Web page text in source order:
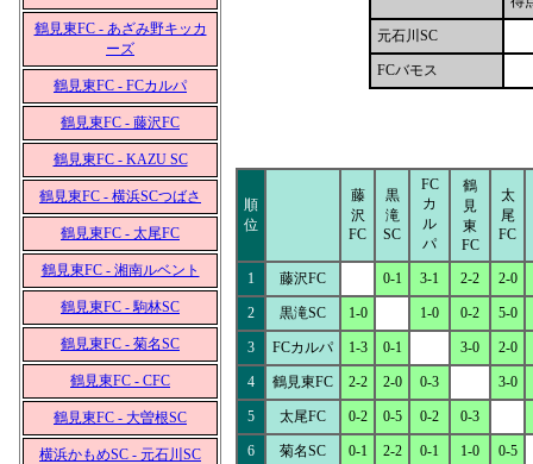
鶴見東FC - あざみ野キッカ
ーズ
鶴見東FC - FCカルパ
鶴見東FC - 藤沢FC
鶴見東FC - KAZU SC
鶴見東FC - 横浜SCつばさ
鶴見東FC - 太尾FC
鶴見東FC - 湘南ルベント
鶴見東FC - 駒林SC
鶴見東FC - 菊名SC
鶴見東FC - CFC
鶴見東FC - 大曽根SC
横浜かもめSC - 元石川SC
元石川SC
FCバモス
順
位
藤
沢
FC
黒
滝
SC
FC
カ
ル
パ
鶴
見
東
FC
太
尾
FC
1 藤沢FC 0-1 3-1 2-2 2-0
2 黒滝SC 1-0 1-0 0-2 5-0
3 FCカルパ 1-3 0-1 3-0 2-0
4 鶴見東FC 2-2 2-0 0-3 3-0
5 太尾FC 0-2 0-5 0-2 0-3
6 菊名SC 0-1 2-2 0-1 1-0 0-5